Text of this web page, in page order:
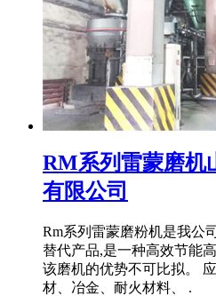
RM系列雷蒙磨机
有限公司
Rm系列雷蒙磨粉机是我公
替代产品,是一种高效节能
该磨机的优势不可比拟。
材、冶金、耐火材料、 .